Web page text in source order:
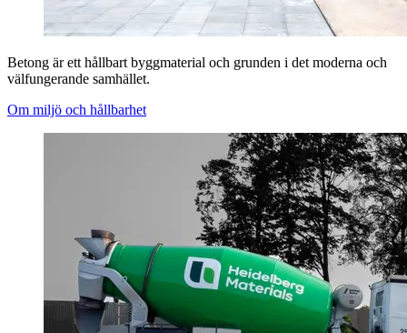
Betong är ett hållbart byggmaterial och grunden i det moderna och
välfungerande samhället.
Om miljö och hållbarhet